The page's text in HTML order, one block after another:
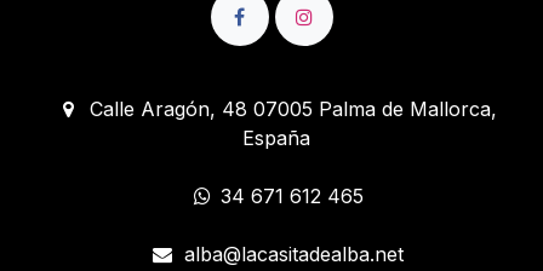
Calle Aragón, 48 07005 Palma de Mallorca,
España
34 671 612 465
alba@lacasitadealba.net